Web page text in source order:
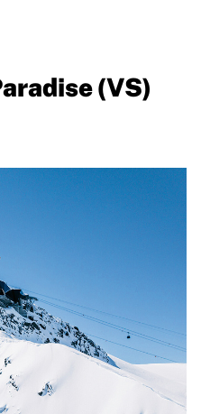
(VS)